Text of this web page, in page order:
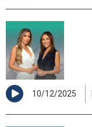
10/12/2025